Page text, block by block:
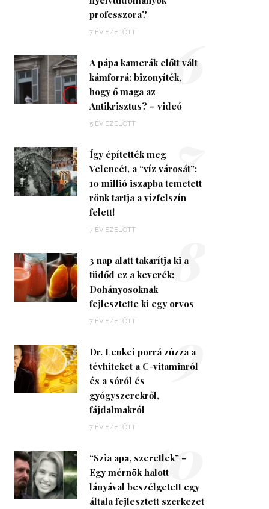
professzora?
7 ÉV EZELŐTT
A pápa kamerák előtt vált
kámforrá: bizonyíték,
hogy ő maga az
Antikrisztus? – videó
5 ÉV EZELŐTT
6
Így építették meg
Velencét, a “víz városát”:
10 millió iszapba temetett
rönk tartja a vízfelszín
felett!
7 ÉV EZELŐTT
7
3 nap alatt takarítja ki a
tüdőd ez a keverék:
Dohányosoknak
fejlesztette ki egy orvos
7 ÉV EZELŐTT
8
Dr. Lenkei porrá zúzza a
tévhiteket a C-vitaminról
és a sóról és
gyógyszerekről,
fájdalmakról
7 ÉV EZELŐTT
9
“Szia apa, szeretlek” –
Egy mérnök halott
lányával beszélgetett egy
általa fejlesztett szerkezet
10